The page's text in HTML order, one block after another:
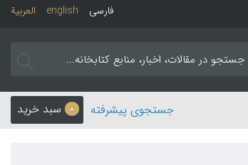
العربیة english فارسی
0 سبد خرید جستجوی پیشرفته